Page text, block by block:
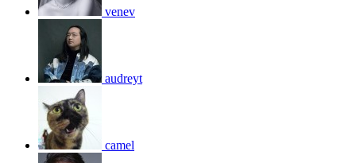
venev
audreyt
camel